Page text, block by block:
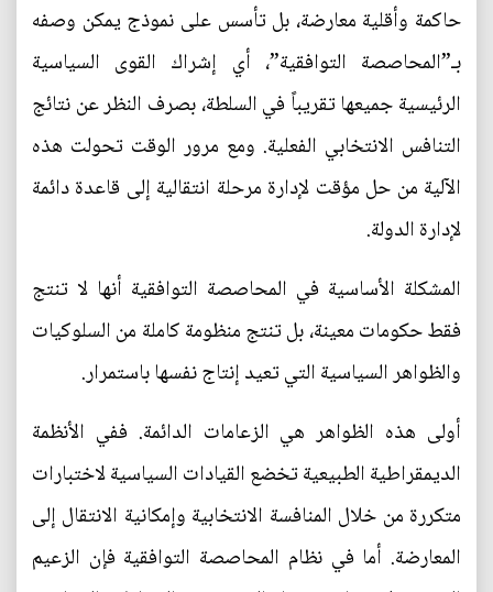
حاكمة وأقلية معارضة، بل تأسس على نموذج يمكن وصفه
بـ”المحاصصة التوافقية”، أي إشراك القوى السياسية
الرئيسية جميعها تقريباً في السلطة، بصرف النظر عن نتائج
التنافس الانتخابي الفعلية. ومع مرور الوقت تحولت هذه
الآلية من حل مؤقت لإدارة مرحلة انتقالية إلى قاعدة دائمة
لإدارة الدولة.
المشكلة الأساسية في المحاصصة التوافقية أنها لا تنتج
فقط حكومات معينة، بل تنتج منظومة كاملة من السلوكيات
والظواهر السياسية التي تعيد إنتاج نفسها باستمرار.
أولى هذه الظواهر هي الزعامات الدائمة. ففي الأنظمة
الديمقراطية الطبيعية تخضع القيادات السياسية لاختبارات
متكررة من خلال المنافسة الانتخابية وإمكانية الانتقال إلى
المعارضة. أما في نظام المحاصصة التوافقية فإن الزعيم